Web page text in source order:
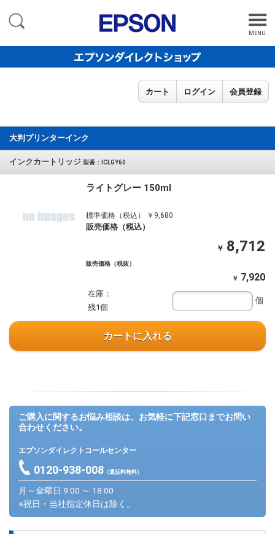
MENU
カート ログイン 会員登録
大判プリンターインク
インクカートリッジ 型番：ICLGY60
ライトグレー 150ml
標準価格（税込） ￥9,680
販売価格（税込）
￥ 8,712
販売価格（税抜）
￥ 7,920
在庫：
残1個
個
カートに入れる
ご購入に関するお悩み相談は、お気軽に下記窓口までお問い
合わせください。
エプソンダイレクトコールセンター
0120-938-008（通話料無料）
月～金曜日 9:00 ～ 18:00
※祝日・当社指定休日は除く。